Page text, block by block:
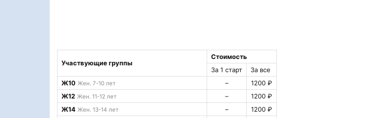
Участвующие группы
Стоимость
За 1 старт
За все
Ж10 Жен. 7-10 лет –
1200 ₽
Ж12 Жен. 11-12 лет –
1200 ₽
Ж14 Жен. 13-14 лет –
1200 ₽